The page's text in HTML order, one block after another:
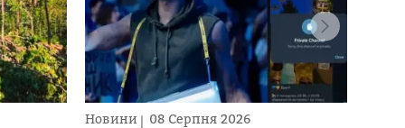
Новини 08 Серпня 2026